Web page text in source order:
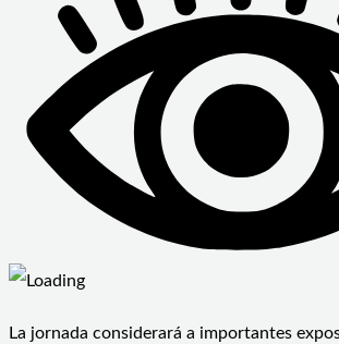
La jornada considerará a importantes